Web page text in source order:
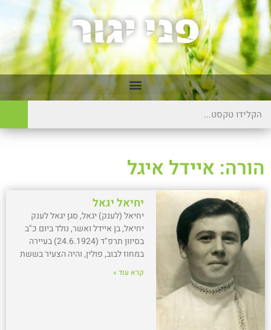
הורה: איידל איגל
יחיאל יגאל
יחיאל (לענק) יגאל, סגן יגאל לענק
יחיאל, בן איידל ואשר, נולד ביום כ"ב
בסיוון תרפ"ד (24.6.1924) בעיירה
במחוז לבוב, פולין, והיה הצעיר בששת
קרא עוד »